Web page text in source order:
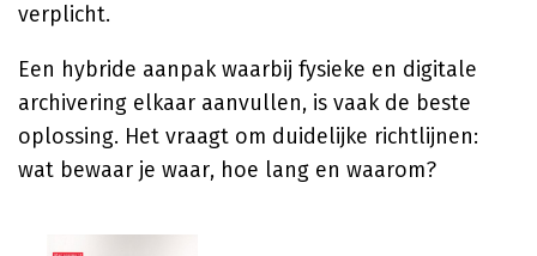
verplicht.
Een hybride aanpak waarbij fysieke en digitale
archivering elkaar aanvullen, is vaak de beste
oplossing. Het vraagt om duidelijke richtlijnen:
wat bewaar je waar, hoe lang en waarom?